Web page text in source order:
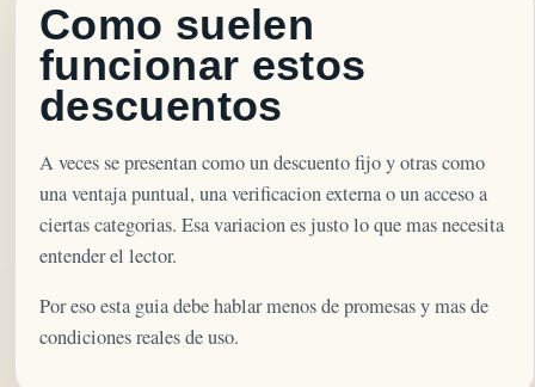
Como suelen
funcionar estos
descuentos
A veces se presentan como un descuento fijo y otras como
una ventaja puntual, una verificacion externa o un acceso a
ciertas categorias. Esa variacion es justo lo que mas necesita
entender el lector.
Por eso esta guia debe hablar menos de promesas y mas de
condiciones reales de uso.